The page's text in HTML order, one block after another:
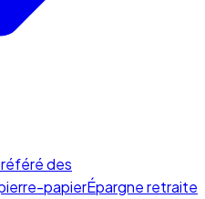
des
papierÉpargne retraite